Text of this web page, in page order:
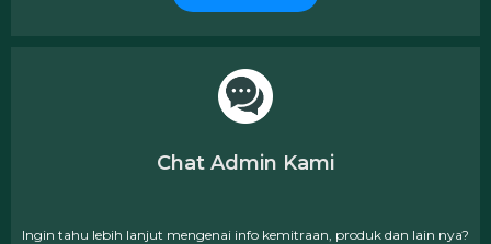
Chat Admin Kami
Ingin tahu lebih lanjut mengenai info kemitraan, produk dan lain nya?